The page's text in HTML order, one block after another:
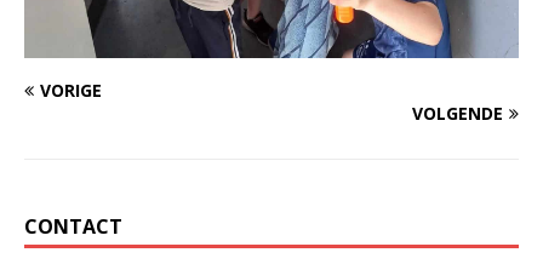
VORIGE
VOLGENDE
CONTACT